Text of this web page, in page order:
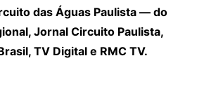
das Águas Paulista — do
Jornal Circuito Paulista,
TV Digital e RMC TV.